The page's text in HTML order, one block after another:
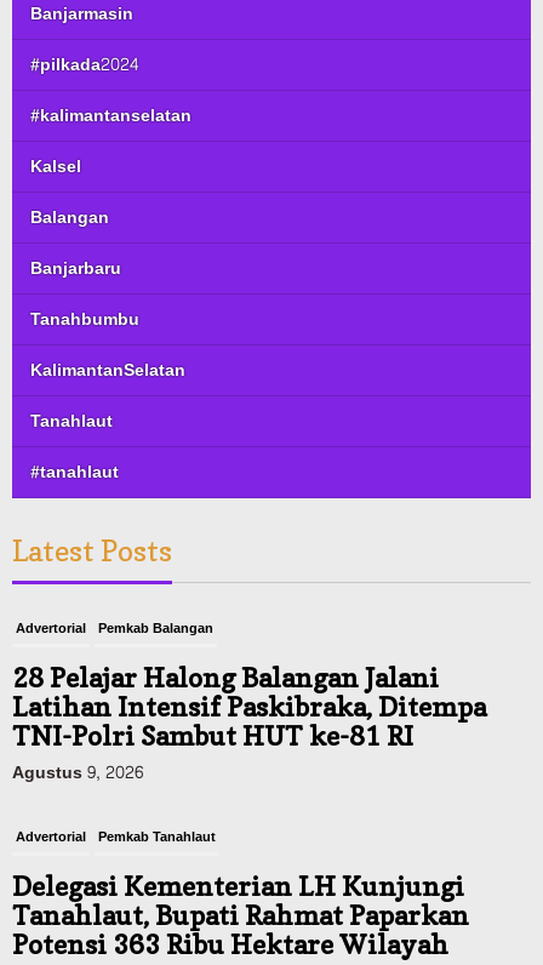
Banjarmasin
#pilkada2024
#kalimantanselatan
Kalsel
Balangan
Banjarbaru
Tanahbumbu
KalimantanSelatan
Tanahlaut
#tanahlaut
Latest Posts
Advertorial Pemkab Balangan
28 Pelajar Halong Balangan Jalani
Latihan Intensif Paskibraka, Ditempa
TNI-Polri Sambut HUT ke-81 RI
Agustus 9, 2026
Advertorial Pemkab Tanahlaut
Delegasi Kementerian LH Kunjungi
Tanahlaut, Bupati Rahmat Paparkan
Potensi 363 Ribu Hektare Wilayah